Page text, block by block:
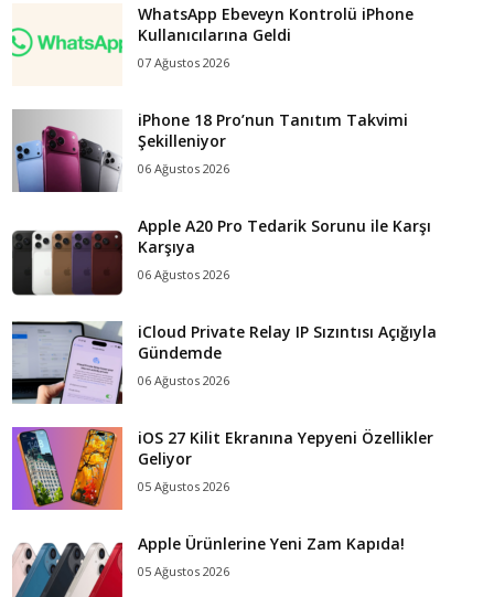
WhatsApp Ebeveyn Kontrolü iPhone
Kullanıcılarına Geldi
07 Ağustos 2026
iPhone 18 Pro’nun Tanıtım Takvimi
Şekilleniyor
06 Ağustos 2026
Apple A20 Pro Tedarik Sorunu ile Karşı
Karşıya
06 Ağustos 2026
iCloud Private Relay IP Sızıntısı Açığıyla
Gündemde
06 Ağustos 2026
iOS 27 Kilit Ekranına Yepyeni Özellikler
Geliyor
05 Ağustos 2026
Apple Ürünlerine Yeni Zam Kapıda!
05 Ağustos 2026